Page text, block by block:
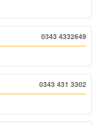
0343 4332649
0343 431 3302